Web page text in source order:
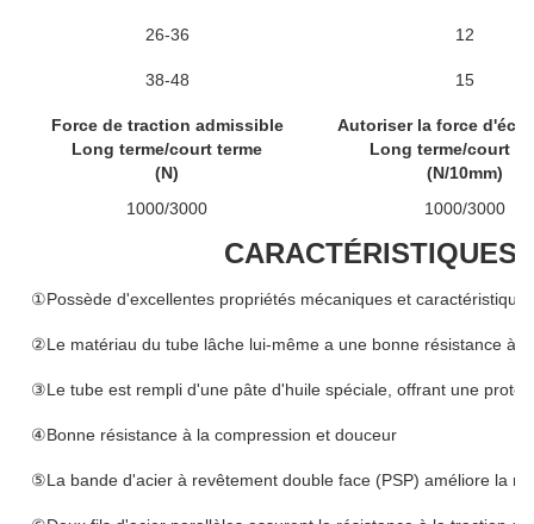
26-36 12
38-48 15
Force de traction admissible
Long terme/court terme
(N)
Autoriser la force
Long terme/court
(N/10mm)
1000/3000
1000/3000
CARACTÉRISTIQUES
①Possède d'excellentes propriétés mécaniques et
②Le matériau du tube lâche lui-même a une bonne résistance à
③Le tube est rempli d'une pâte d'huile spéciale, offrant une
④Bonne résistance à la compression et douceur
⑤La bande d'acier à revêtement double face (PSP) améliore la